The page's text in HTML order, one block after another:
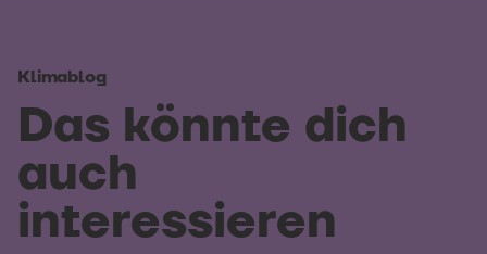
Klimablog
Das könnte dich
auch
interessieren